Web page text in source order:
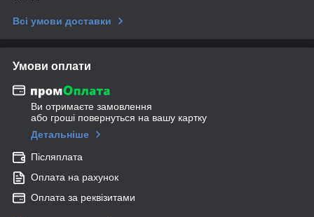
Всі умови доставки
Умови оплати
Ви отримаєте замовлення
або гроші повернуться на вашу картку
Детальніше
Післяплата
Оплата на рахунок
Оплата за реквізитами